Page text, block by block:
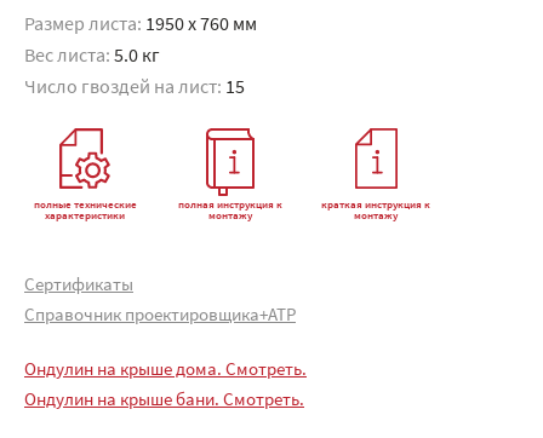
Размер листа: 1950 x 760 мм
Вес листа: 5.0 кг
Число гвоздей на лист: 15
полные технические
характеристики
полная инструкция к
монтажу
краткая инструкция к
монтажу
Сертификаты
Справочник проектировщика+АТР
Ондулин на крыше дома. Смотреть.
Ондулин на крыше бани. Смотреть.